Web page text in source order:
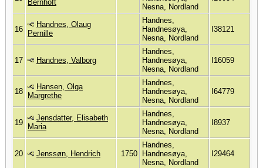
Bernhoft
Nesna, Nordland
16
Handnes, Olaug
Pernille
Handnes,
Handnesøya,
Nesna, Nordland
I38121
17 Handnes, Valborg
Handnes,
Handnesøya,
Nesna, Nordland
I16059
18
Hansen, Olga
Margrethe
Handnes,
Handnesøya,
Nesna, Nordland
I64779
19
Jensdatter, Elisabeth
Maria
Handnes,
Handnesøya,
Nesna, Nordland
I8937
20 Jenssøn, Hendrich 1750
Handnes,
Handnesøya,
Nesna, Nordland
I29464